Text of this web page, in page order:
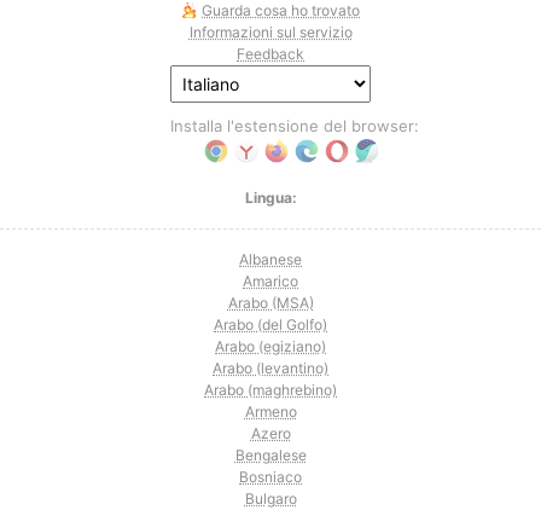
Guarda cosa ho trovato
Informazioni sul servizio
Feedback
Installa l'estensione del browser:
Lingua:
Albanese
Amarico
Arabo (MSA)
Arabo (del Golfo)
Arabo (egiziano)
Arabo (levantino)
Arabo (maghrebino)
Armeno
Azero
Bengalese
Bosniaco
Bulgaro